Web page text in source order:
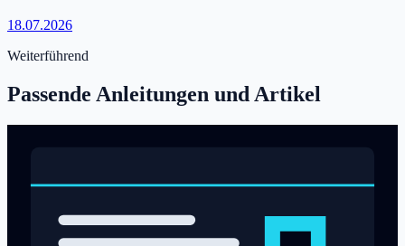
18.07.2026
Weiterführend
Passende Anleitungen und Artikel